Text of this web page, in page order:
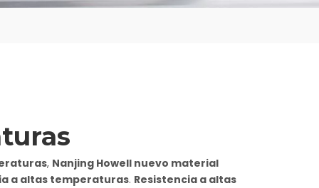
, Nanjing Howell nuevo material
a altas temperaturas. Resistencia a altas